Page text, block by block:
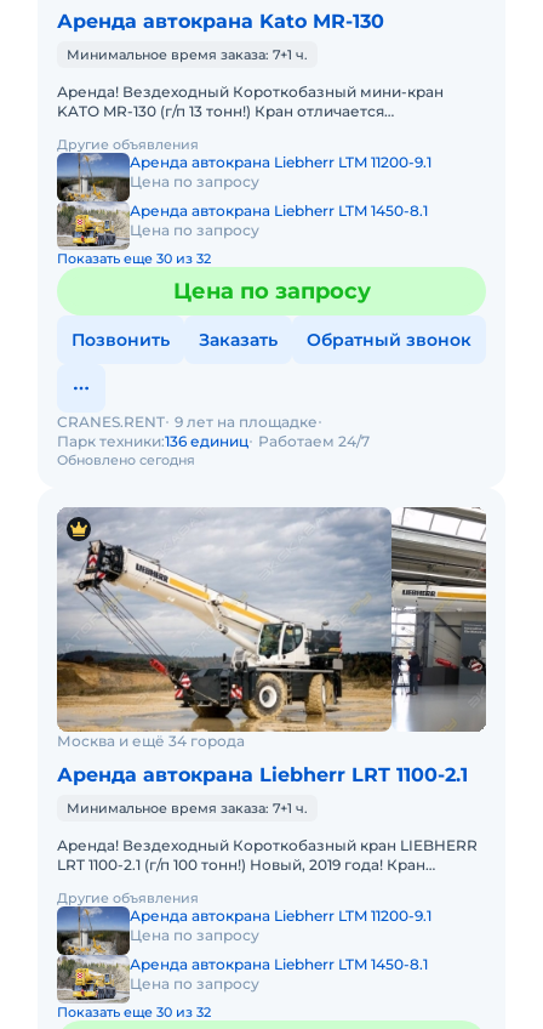
Аренда автокрана Kato MR-130
Минимальное время заказа: 7+1 ч.
Аренда! Вездеходный Короткобазный мини-кран
KATO MR-130 (г/п 13 тонн!) Кран отличается
Технические характеристик
Другие объявления
Аренда автокрана Liebherr LTM 11200-9.1
Цена по запросу
Аренда автокрана Liebherr LTM 1450-8.1
Цена по запросу
Показать еще 30 из 32
Цена по запросу
Позвонить Заказать Обратный звонок
Обновлено сегодня
CRANES.RENT 9 лет на площадке
Парк техники:136 единиц Работаем 24/7
Москва и ещё 34 города
Аренда автокрана Liebherr LRT 1100-2.1
Минимальное время заказа: 7+1 ч.
Аренда! Вездеходный Короткобазный кран LIEBHERR
LRT 1100-2.1 (г/п 100 тонн!) Новый, 2019 года! Кран
бездорожью. Тех
Другие объявления
Аренда автокрана Liebherr LTM 11200-9.1
Цена по запросу
Аренда автокрана Liebherr LTM 1450-8.1
Цена по запросу
Показать еще 30 из 32